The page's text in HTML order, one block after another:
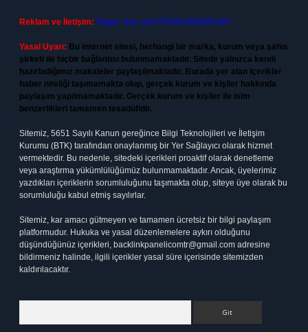
Reklam ve İletişim: Skype: live:.cid.575569c608265c69
Yasal Uyarı: Bu internet sitesi, herhangi bir marka, kurum veya şahıs
şirketi ile hiçbir bağlantısı bulunmamaktadır. Sitede yalnızca kendi
hazırladığımız makaleler paylaşılmaktadır. Burada yer alan içerikler
haber niteliği taşımamakta olup, gerçek kurum ve kişiler hakkında
paylaşım yapılmamaktadır. Gerçek kurum ve kişiler ile isim
benzerlikleri tamamen tesadüfidir.
Sitemiz, 5651 Sayılı Kanun gereğince Bilgi Teknolojileri ve İletişim
Kurumu (BTK) tarafından onaylanmış bir Yer Sağlayıcı olarak hizmet
vermektedir. Bu nedenle, sitedeki içerikleri proaktif olarak denetleme
veya araştırma yükümlülüğümüz bulunmamaktadır. Ancak, üyelerimiz
yazdıkları içeriklerin sorumluluğunu taşımakta olup, siteye üye olarak bu
sorumluluğu kabul etmiş sayılırlar.
Sitemiz, kar amacı gütmeyen ve tamamen ücretsiz bir bilgi paylaşım
platformudur. Hukuka ve yasal düzenlemelere aykırı olduğunu
düşündüğünüz içerikleri, backlinkpanelicomtr@gmail.com adresine
bildirmeniz halinde, ilgili içerikler yasal süre içerisinde sitemizden
kaldırılacaktır.